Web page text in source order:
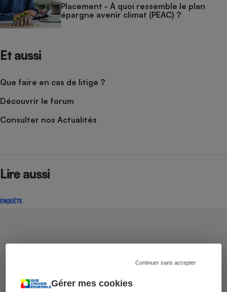
Gérer mes cookies
Continuer sans accepter
Placement - À quoi ressemble le plan
épargne avenir climat (PEAC) ?
Et aussi
Que faire en cas de litige ?
Découvrir le forum
Consulter nos Actualités
Lire aussi
ENQUÊTE